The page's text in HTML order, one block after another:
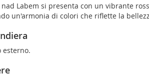
Labem si presenta con un vibrante
un'armonia di colori che riflette la
esterno.